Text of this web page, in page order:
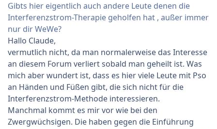
Gibts hier eigentlich auch andere Leute denen die
Interferenzstrom-Therapie geholfen hat , außer immer
nur dir WeWe?
Hallo Claude,
vermutlich nicht, da man normalerweise das Interesse
an diesem Forum verliert sobald man geheilt ist. Was
mich aber wundert ist, dass es hier viele Leute mit Pso
an Händen und Füßen gibt, die sich nicht für die
Interferenzstrom-Methode interessieren.
Manchmal kommt es mir vor wie bei den
Zwergwüchsigen. Die haben gegen die Einführung